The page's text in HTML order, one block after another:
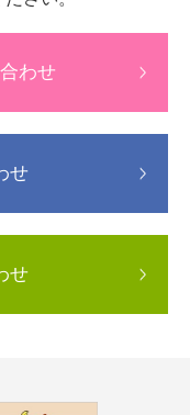
わせ
せ
せ